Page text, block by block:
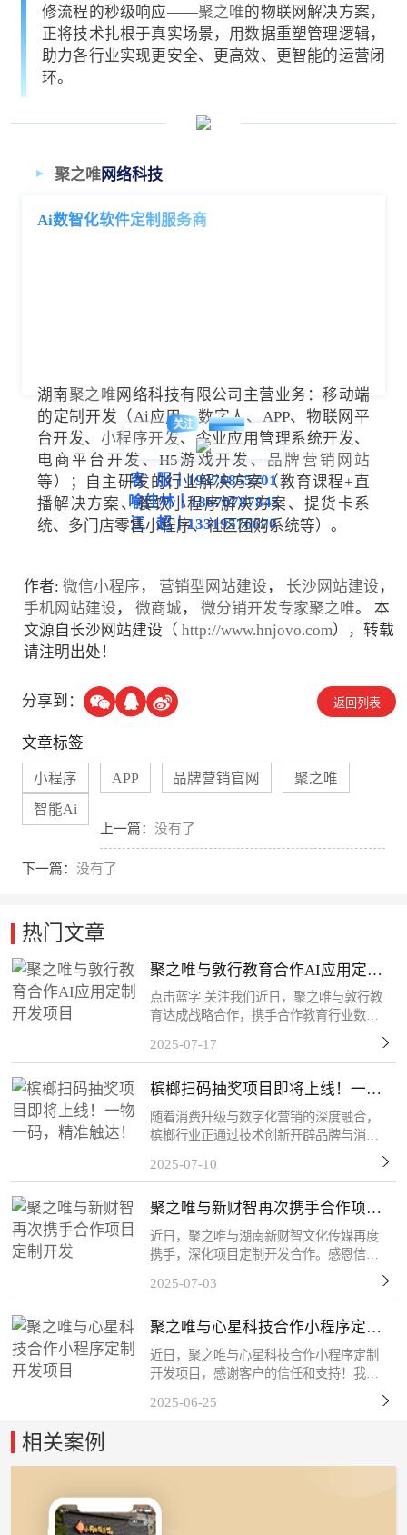
修流程的秒级响应——聚之唯的物联网解决方案，
正将技术扎根于真实场景，用数据重塑管理逻辑，
助力各行业实现更安全、更高效、更智能的运营闭
环。
聚之唯网络科技
Ai数智化软件定制服务商
湖南聚之唯 网络科技有限公司主营业务：移动端
的定制开发（Ai应用、数字人、APP、物联网平
台开发、 小程序开发、企业应用管理系统开发、
电商平台开发、H5游戏开发、 品牌营销网站
等）；自主研发的行业解决方案（教育课程+直
播解决方案、餐饮小程序解决方案、提货卡系
统、多门店零售小程序、社区团购系统等）。
关注 HNJOVO
客 服丨19376855701
喻佳林丨18670787845
江 超丨13319576670
作者:微信小程序 ， 营销型网站建设 ， 长沙网站建设 ，
手机网站建设 ，微商城 ，微分销开发专家聚之唯。 本
文源自长沙网站建设（http://www.hnjovo.com），转载
请注明出处！
分享到： 返回列表
文章标签
小程序 APP 品牌营销官网 聚之唯
智能Ai
上一篇： 没有了
下一篇： 没有了
热门文章
聚之唯与敦行教育合作AI应用定制
开发项目
点击蓝字 关注我们近日，聚之唯与敦行教
育达成战略合作，携手合作教育行业数字
目。此次应用系统的开发主要为敦行教育
撑。感谢客户的信任和...
2025-07-17
槟榔扫码抽奖项目即将上线！一物
一码，精准触达！
随着消费升级与数字化营销的深度融合，
槟榔行业正通过技术创新开辟品牌与消费
目将于近期上线，该活动以“一物一码”技
码，消费者扫码后可...
2025-07-10
聚之唯与新财智再次携手合作项目
定制开发
近日，聚之唯与湖南新财智文化传媒再度
携手，深化项目定制开发合作。感恩信任
筑长期共赢！关于新财智湖南新财智文化
服务企业。自成立以来...
2025-07-03
聚之唯与心星科技合作小程序定制
开发项目
近日，聚之唯与心星科技合作小程序定制
开发项目，感谢客户的信任和支持！我们
价值」的理念，深度挖掘客户需求，打磨
2025-06-25
相关案例